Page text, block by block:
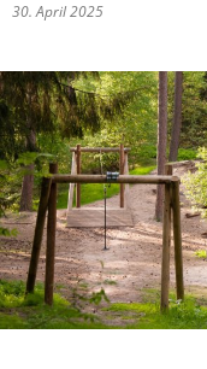
30. April 2025